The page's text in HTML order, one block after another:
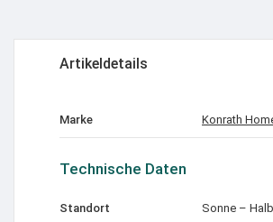
Artikeldetails
Marke Konrath
Technische Daten
Standort Sonne –